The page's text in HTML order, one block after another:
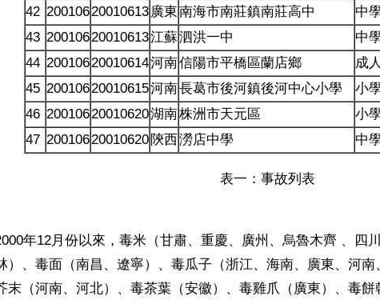
42 20010620010613 廣東南海市南莊鎮南莊高中 中
43 20010620010613江蘇泗洪一中 中
44 20010620010614河南信陽市平橋區蘭店鄉 成人
45 20010620010615河南長葛市後河鎮後河中心小學 小
46 20010620010620湖南株洲市天元區 小
47 20010620010620 陝西澇店中學 中
表一：事故列表
年12月份以來，毒米（甘肅、重慶、廣州、烏魯木齊 、四
）、毒面（南昌、遼寧）、毒瓜子（浙江、海南、廣東、河
末（河南、河北）、毒茶葉（安徽）、毒雞爪（廣東）、毒